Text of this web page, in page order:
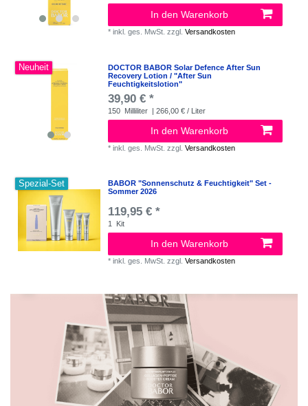
In den Warenkorb
*inkl. ges. MwSt. zzgl.Versandkosten
Neuheit
DOCTOR BABOR Solar Defence After Sun
Recovery Lotion / "After Sun
Feuchtigkeitslotion"
39,90 € *
150 Milliliter | 266,00 € / Liter
In den Warenkorb
*inkl. ges. MwSt. zzgl.Versandkosten
Spezial-Set
BABOR "Sonnenschutz & Feuchtigkeit" Set -
Sommer 2026
119,95 € *
1 Kit
In den Warenkorb
*inkl. ges. MwSt. zzgl.Versandkosten